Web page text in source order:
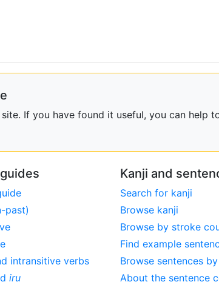
If you have found it useful, you can help
past)
intransitive verbs
iru
Kanji and
Search for kanji
Browse kanji
Browse by stroke
Find example
Browse sentences
About the sentence